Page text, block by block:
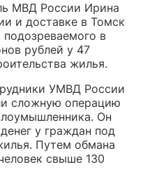
МВД России Ирина
и доставке в Томск
в
рублей у 47
жилья.
УМВД России
сложную операцию
Он
у граждан под
Путем обмана
свыше 130